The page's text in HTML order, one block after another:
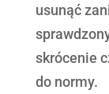
usunąć
skrócenie
do normy.